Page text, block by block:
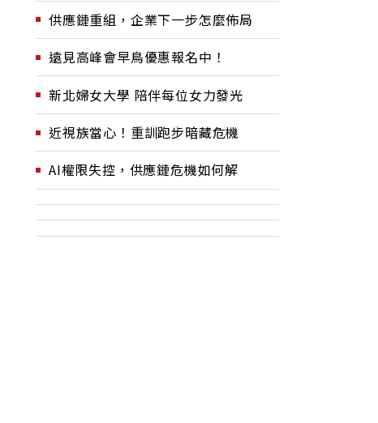
供應鏈重組，企業下一步怎麼佈局
遠見高峰會早鳥優惠報名中！
新北婦女大學 陪伴每位女力發光
近視族當心！重訓跑步暗藏危機
AI權限失控，供應鏈危機如何解